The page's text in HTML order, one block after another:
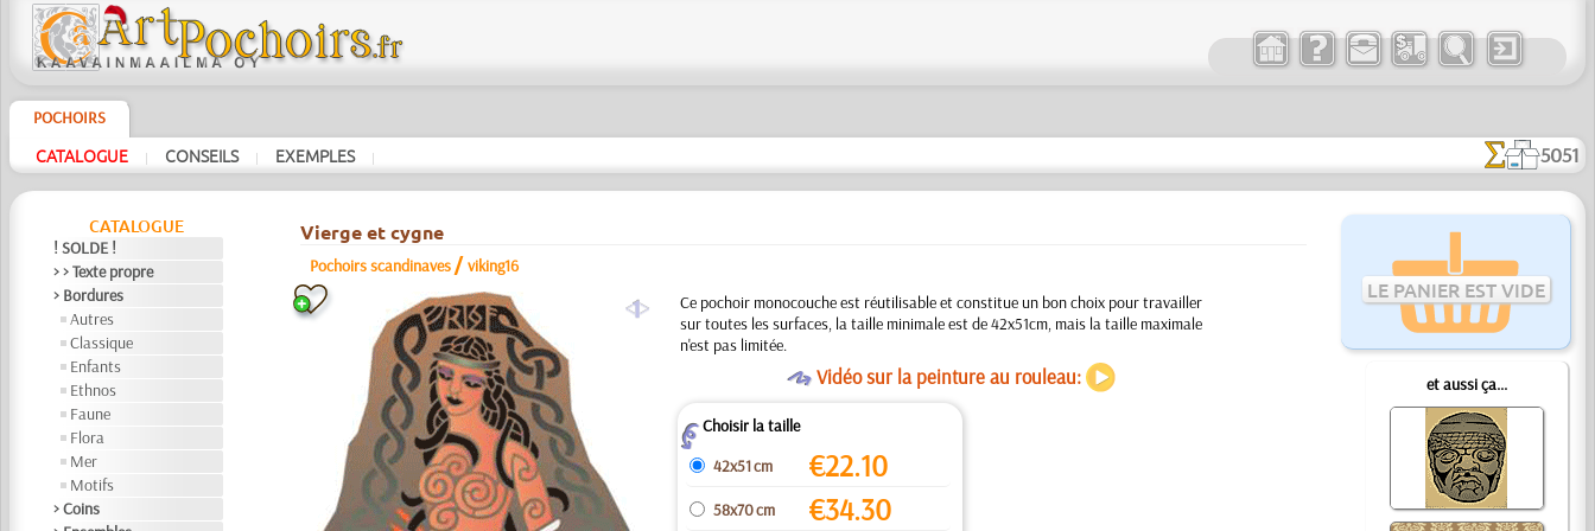
POCHOIRS
CATALOGUE | CONSEILS | EXEMPLES | 5051
CATALOGUE
! SOLDE !
> > Texte propre
> Bordures
Autres
Classique
Enfants
Ethnos
Faune
Flora
Mer
Motifs
> Coins
LE PANIER EST VIDE
et aussi ça...
Vierge et cygne
Pochoirs scandinaves /viking16
a
Ce pochoir monocouche est réutilisable et constitue un bon choix pour travailler
sur toutes les surfaces, la taille minimale est de 42x51cm, mais la taille maximale
n'est pas limitée.
OVidéo sur la peinture au rouleau:
ZChoisir la taille
42x51 cm
€22.10
58x70 cm €34.30